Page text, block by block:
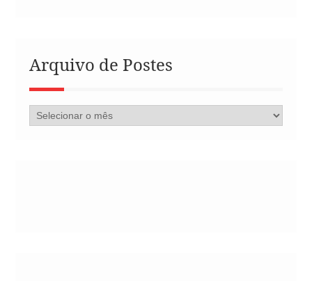
Arquivo de Postes
Arquivo
de